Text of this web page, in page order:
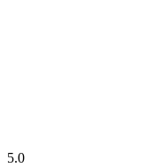
5.0